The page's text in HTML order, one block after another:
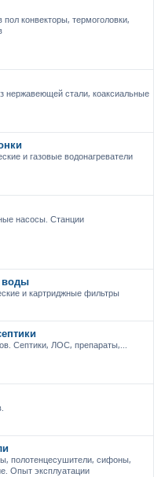
конвекторы, термоголовки,
стали, коаксиальные
и газовые водонагреватели
насосы. Станции
воды
и картриджные фильтры
Септики, ЛОС, препараты,...
полотенцесушители, сифоны,
Опыт эксплуатации